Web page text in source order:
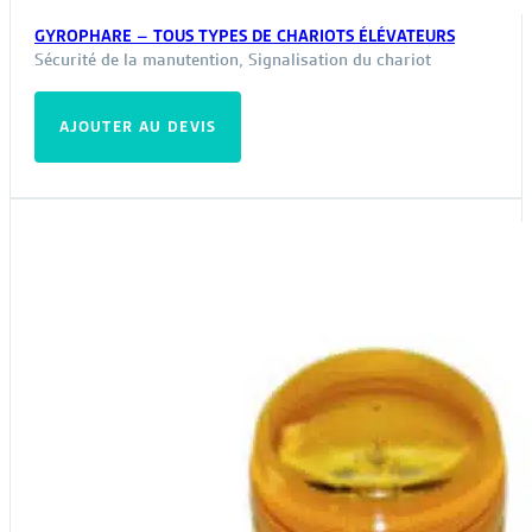
GYROPHARE – TOUS TYPES DE CHARIOTS ÉLÉVATEURS
Sécurité de la manutention, Signalisation du chariot
AJOUTER AU DEVIS